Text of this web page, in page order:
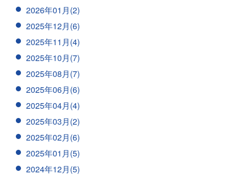
2026年01月(2)
2025年12月(6)
2025年11月(4)
2025年10月(7)
2025年08月(7)
2025年06月(6)
2025年04月(4)
2025年03月(2)
2025年02月(6)
2025年01月(5)
2024年12月(5)